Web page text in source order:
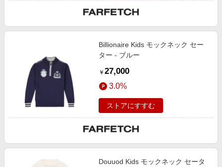
Billionaire Kids モックネック セー
ター - ブルー
￥ 27,000
3.0%
ストアにすすむ
Douuod Kids モックネック セータ